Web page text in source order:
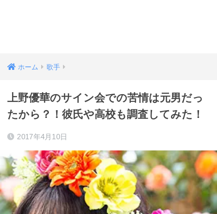
ホーム 歌手
上野優華のサイン会での苦情は元男だっ
たから？！彼氏や高校も調査してみた！
2017年4月10日